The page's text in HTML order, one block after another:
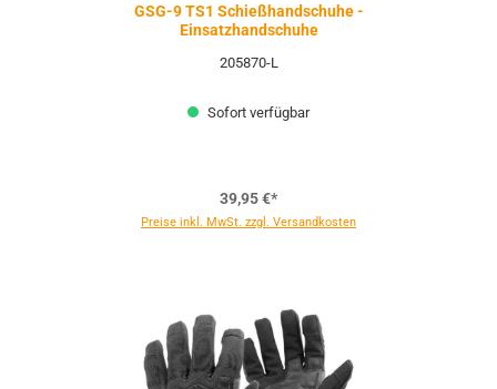
GSG-9 TS1 Schießhandschuhe -
Einsatzhandschuhe
205870-L
Sofort verfügbar
39,95 €*
Preise inkl. MwSt. zzgl. Versandkosten